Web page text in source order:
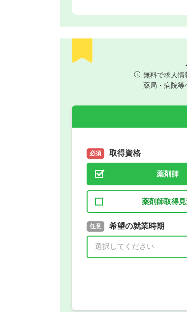
無料で求人情
薬局・病院等
必須 取得資格
薬剤師
薬剤師取得
必須 取得予定年
年 3月
任意 希望の就業時期